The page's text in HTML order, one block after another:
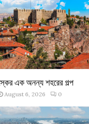
এক অনন্য শহরের গল্প
August 6, 2026 0